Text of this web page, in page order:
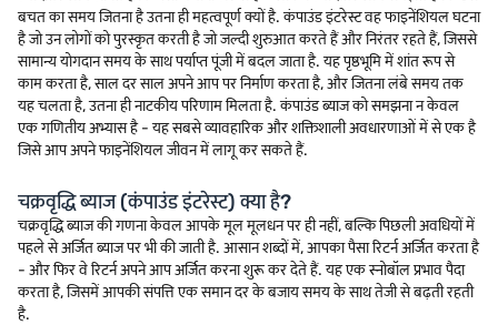
बचत का समय जितना है उतना ही महत्वपूर्ण क्यों है. कंपाउंड इंटरेस्ट वह फाइनेंशियल घटना
है जो उन लोगों को पुरस्कृत करती है जो जल्दी शुरुआत करते हैं और निरंतर रहते हैं, जिससे
सामान्य योगदान समय के साथ पर्याप्त पूंजी में बदल जाता है. यह पृष्ठभूमि में शांत रूप से
काम करता है, साल दर साल अपने आप पर निर्माण करता है, और जितना लंबे समय तक
यह चलता है, उतना ही नाटकीय परिणाम मिलता है. कंपाउंड ब्याज को समझना न केवल
एक गणितीय अभ्यास है - यह सबसे व्यावहारिक और शक्तिशाली अवधारणाओं में से एक है
जिसे आप अपने फाइनेंशियल जीवन में लागू कर सकते हैं.
चक्रवृद्धि ब्याज (कंपाउंड इंटरेस्ट) क्या है?
चक्रवृद्धि ब्याज की गणना केवल आपके मूल मूलधन पर ही नहीं, बल्कि पिछली अवधियों में
पहले से अर्जित ब्याज पर भी की जाती है. आसान शब्दों में, आपका पैसा रिटर्न अर्जित करता है
- और फिर वे रिटर्न अपने आप अर्जित करना शुरू कर देते हैं. यह एक स्नोबॉल प्रभाव पैदा
करता है, जिसमें आपकी संपत्ति एक समान दर के बजाय समय के साथ तेजी से बढ़ती रहती
है.